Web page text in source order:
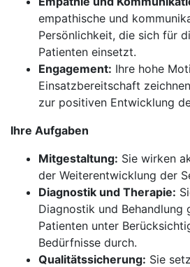
empathische und
Persönlichkeit, die sich für
Patienten einsetzt.
Engagement: Ihre hohe
Einsatzbereitschaft
zur positiven Entwicklung
Ihre Aufgaben
Mitgestaltung: Sie wirken
der Weiterentwicklung der
Diagnostik und Therapie:
Diagnostik und Behandlung
Patienten unter
Bedürfnisse durch.
Qualitätssicherung: Sie